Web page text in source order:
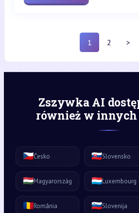
1 2 >
Zszywka AI
również w
🇨🇿Česko 🇸🇰Slovensko
🇭🇺Magyarország 🇱🇺Luxembourg
🇷🇴România 🇸🇮Slovenija